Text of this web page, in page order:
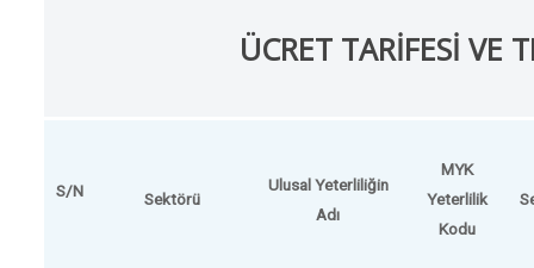
ÜCRET TARİFESİ VE
S/N Sektörü
Ulusal Yeterliliğin
Adı
MYK
Yeterlilik
Kodu